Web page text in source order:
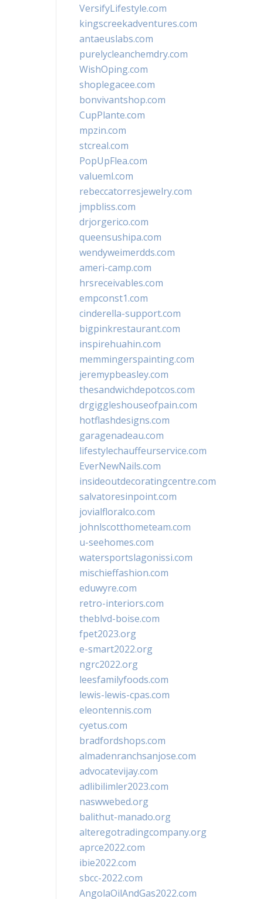
VersifyLifestyle.com
kingscreekadventures.com
antaeuslabs.com
purelycleanchemdry.com
WishOping.com
shoplegacee.com
bonvivantshop.com
CupPlante.com
mpzin.com
stcreal.com
PopUpFlea.com
valueml.com
rebeccatorresjewelry.com
jmpbliss.com
drjorgerico.com
queensushipa.com
wendyweimerdds.com
ameri-camp.com
hrsreceivables.com
empconst1.com
cinderella-support.com
bigpinkrestaurant.com
inspirehuahin.com
memmingerspainting.com
jeremypbeasley.com
thesandwichdepotcos.com
drgiggleshouseofpain.com
hotflashdesigns.com
garagenadeau.com
lifestylechauffeurservice.com
EverNewNails.com
insideoutdecoratingcentre.com
salvatoresinpoint.com
jovialfloralco.com
johnlscotthometeam.com
u-seehomes.com
watersportslagonissi.com
mischieffashion.com
eduwyre.com
retro-interiors.com
theblvd-boise.com
fpet2023.org
e-smart2022.org
ngrc2022.org
leesfamilyfoods.com
lewis-lewis-cpas.com
eleontennis.com
cyetus.com
bradfordshops.com
almadenranchsanjose.com
advocatevijay.com
adlibilimler2023.com
naswwebed.org
balithut-manado.org
alteregotradingcompany.org
aprce2022.com
ibie2022.com
sbcc-2022.com
AngolaOilAndGas2022.com